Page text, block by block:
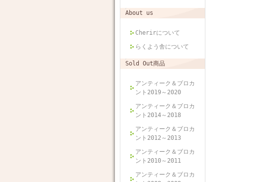
About us
Cherirについて
らくよう舎について
Sold Out商品
アンティーク＆ブロカ
ント2019～2020
アンティーク＆ブロカ
ント2014～2018
アンティーク＆ブロカ
ント2012～2013
アンティーク＆ブロカ
ント2010～2011
アンティーク＆ブロカ